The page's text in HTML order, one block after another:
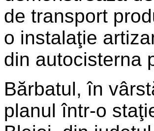
de transport
o instalaţie
din autocisterna
Bărbatul, în
planul într-o